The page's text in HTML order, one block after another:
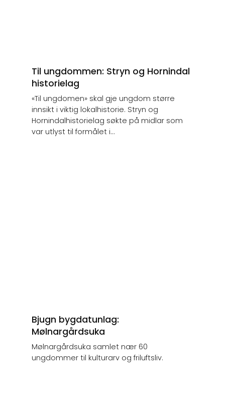
Til ungdommen: Stryn og Hornindal
historielag
«Til ungdomen» skal gje ungdom større
innsikt i viktig lokalhistorie. Stryn og
Hornindalhistorielag søkte på midlar som
var utlyst til formålet i...
Bjugn bygdatunlag:
Mølnargårdsuka
Mølnargårdsuka samlet nær 60
ungdommer til kulturarv og friluftsliv.